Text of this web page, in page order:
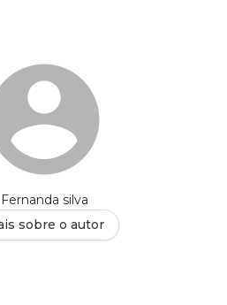
Fernanda silva
sobre o autor